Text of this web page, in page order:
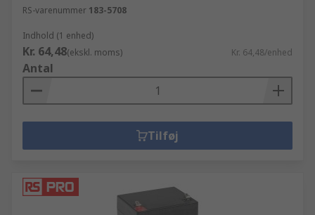
RS-varenummer 183-5708
Indhold (1 enhed)
Kr. 64,48(ekskl. moms) Kr. 64,48/enhed
Antal
Tilføj